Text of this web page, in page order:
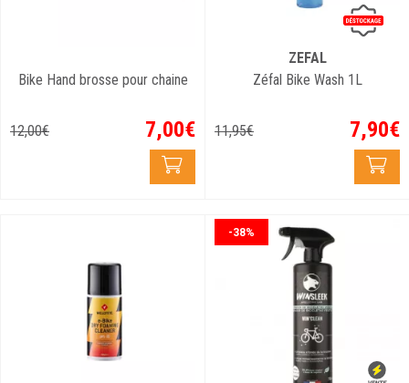
Bike Hand brosse pour chaine
12,00€ 7,00€
ZEFAL
Zéfal Bike Wash 1L
11,95€ 7,90€
-38%